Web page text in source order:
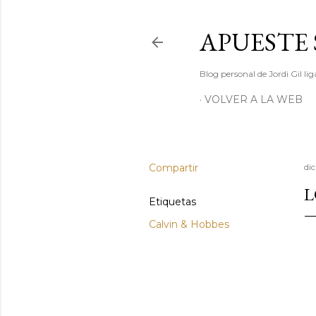
Blog personal de Jordi Gil
VOLVER A LA WEB
Compartir
Etiquetas
Calvin & Hobbes